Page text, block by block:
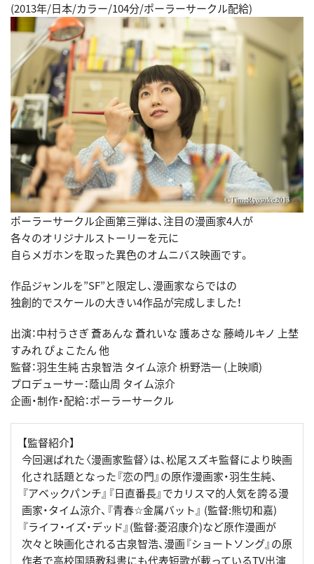
(2013年/日本/カラー/104分/ポーラーサークル配給)
ポーラーサークル企画第三弾は、注目の漫画家4人が
各々のオリジナルストーリーを元に
自らメガホンを取った異色のオムニバス映画です。
作品ジャンルを”SF”と限定し、漫画家ならではの
独創的でスケールの大きい4作品が完成しました！
出演：中村うさぎ 蒼あんな 蒼れいな 護あさな 藤崎ルキノ 上埜
すみれ ぴょこたん 他
監督：羽生生純 古泉智浩 タイム涼介 枡野浩一 (上映順)
プロデューサー：蔭山周 タイム涼介
企画・制作・配給：ポーラーサークル
【監督紹介】
今回選ばれた〈漫画家監督〉は、松尾スズキ監督により映画
化され話題となった『恋の門』の原作漫画家・羽生生純、
『アベックパンチ』『日直番長』でカリスマ的人気を誇る漫
画家・タイム涼介、『青春☆金属バット』 (監督:熊切和嘉)
『ライフ・イズ・デッド』(監督:菱沼康介)など原作漫画が
次々と映画化される古泉智浩、漫画『ショートソング』の原
作者で高校国語教科書にも代表短歌が載っているTV出演